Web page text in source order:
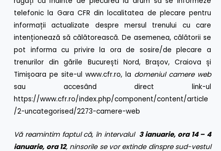
telefonic la Gara CFR din localitatea de plecare pentru
informații actualizate despre mersul trenului cu care
intenționează să călătorească. De asemenea, călătorii se
pot informa cu privire la ora de sosire/de plecare a
trenurilor din gările București Nord, Brașov, Craiova și
Timișoara pe site-ulwww.cfr.ro, la domeniul camere web
sau accesând direct link-ul
https://www.cfr.ro/index.php/component/content/article
/2-uncategorised/2273-camere-web
Vă reamintim faptul că, în intervalul 3 ianuarie, ora 14 – 4
ianuarie, ora 12, ninsorile se vor extinde dinspre sud-vestul